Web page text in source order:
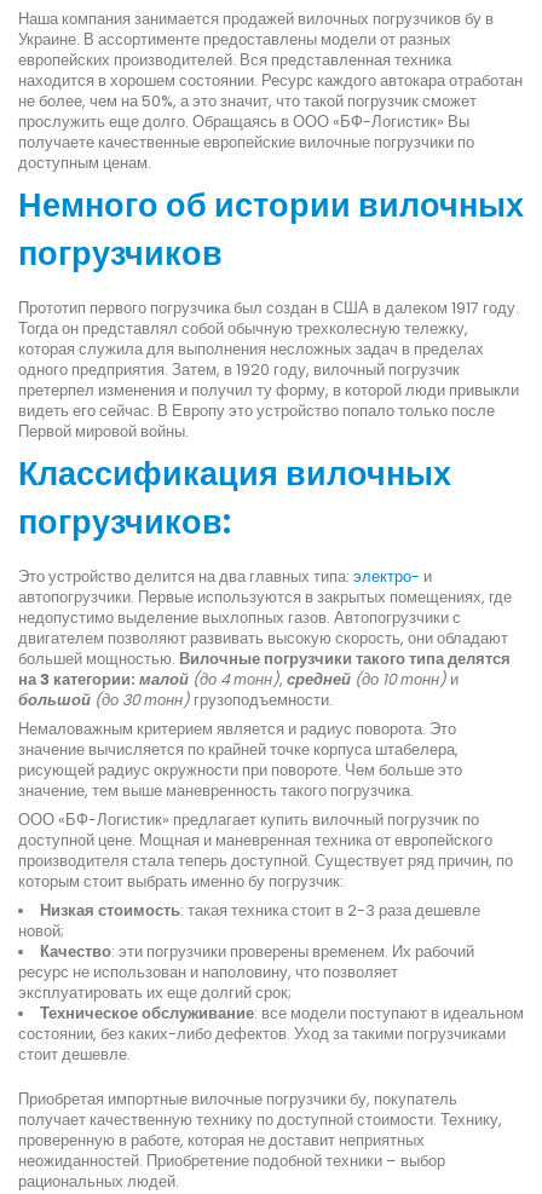
Наша компания занимается продажей вилочных погрузчиков бу в
Украине. В ассортименте предоставлены модели от разных
европейских производителей. Вся представленная техника
находится в хорошем состоянии. Ресурс каждого автокара отработан
не более, чем на 50%, а это значит, что такой погрузчик сможет
прослужить еще долго. Обращаясь в ООО «БФ-Логистик» Вы
получаете качественные европейские вилочные погрузчики по
доступным ценам.
Немного об истории вилочных
погрузчиков
Прототип первого погрузчика был создан в США в далеком 1917 году.
Тогда он представлял собой обычную трехколесную тележку,
которая служила для выполнения несложных задач в пределах
одного предприятия. Затем, в 1920 году, вилочный погрузчик
претерпел изменения и получил ту форму, в которой люди привыкли
видеть его сейчас. В Европу это устройство попало только после
Первой мировой войны.
Классификация вилочных
погрузчиков:
Это устройство делится на два главных типа: электро- и
автопогрузчики. Первые используются в закрытых помещениях, где
недопустимо выделение выхлопных газов. Автопогрузчики с
двигателем позволяют развивать высокую скорость, они обладают
большей мощностью. Вилочные погрузчики такого типа делятся
на 3 категории: малой (до 4 тонн), средней (до 10 тонн) и
большой (до 30 тонн) грузоподъемности.
Немаловажным критерием является и радиус поворота. Это
значение вычисляется по крайней точке корпуса штабелера,
рисующей радиус окружности при повороте. Чем больше это
значение, тем выше маневренность такого погрузчика.
ООО «БФ-Логистик» предлагает купить вилочный погрузчик по
доступной цене. Мощная и маневренная техника от европейского
производителя стала теперь доступной. Существует ряд причин, по
которым стоит выбрать именно бу погрузчик:
Низкая стоимость: такая техника стоит в 2-3 раза дешевле
новой;
Качество: эти погрузчики проверены временем. Их рабочий
ресурс не использован и наполовину, что позволяет
эксплуатировать их еще долгий срок;
Техническое обслуживание: все модели поступают в идеальном
состоянии, без каких-либо дефектов. Уход за такими погрузчиками
стоит дешевле.
Приобретая импортные вилочные погрузчики бу, покупатель
получает качественную технику по доступной стоимости. Технику,
проверенную в работе, которая не доставит неприятных
неожиданностей. Приобретение подобной техники – выбор
рациональных людей.